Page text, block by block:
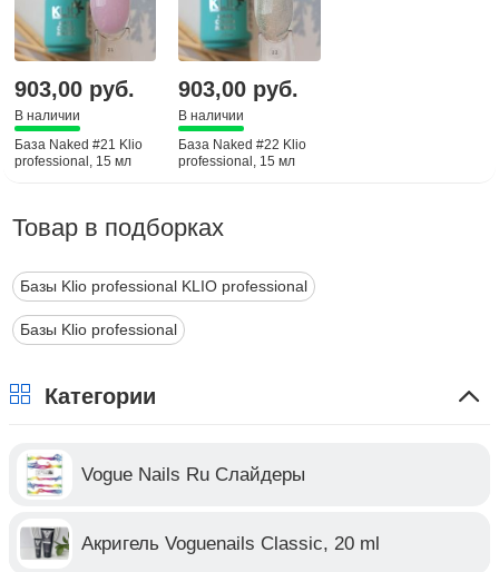
903,00 руб.
В наличии
База Naked #21 Klio
professional, 15 мл
903,00 руб.
В наличии
База Naked #22 Klio
professional, 15 мл
Товар в подборках
Базы Klio professional KLIO professional
Базы Klio professional
Категории
Vogue Nails Ru Слайдеры
Акригель Voguenails Classic, 20 ml